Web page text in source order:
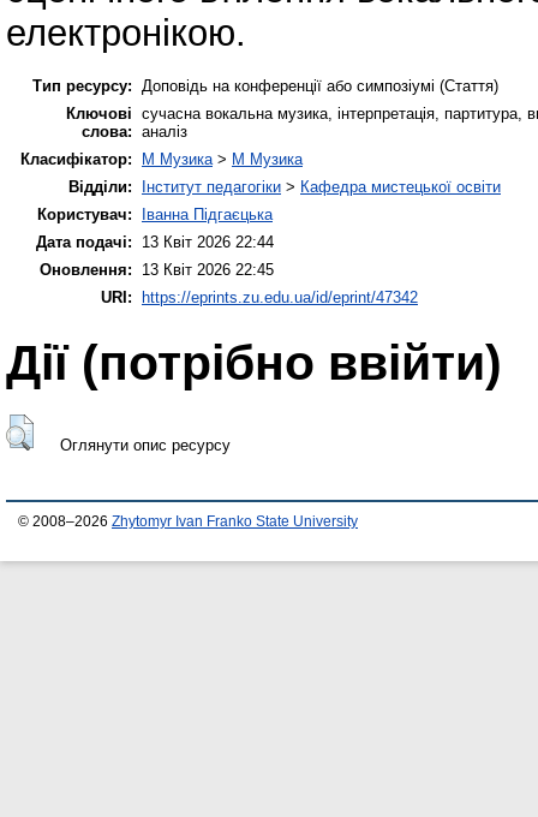
електронікою.
Тип ресурсу:
Доповідь на конференції або симпозіумі (Стаття)
Ключові
слова:
сучасна вокальна музика, інтерпретація, партитура,
аналіз
Класифікатор:
M Музика > M Музика
Відділи:
Інститут педагогіки > Кафедра мистецької освіти
Користувач:
Іванна Підгаєцька
Дата подачі:
13 Квіт 2026 22:44
Оновлення:
13 Квіт 2026 22:45
URI: https://eprints.zu.edu.ua/id/eprint/47342
Дії ​​(потрібно ввійти)
Оглянути опис ресурсу
© 2008–2026 Zhytomyr Ivan Franko State University